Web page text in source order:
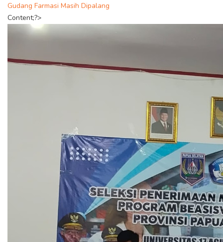
Gudang Farmasi Masih Dipalang
Content;?>